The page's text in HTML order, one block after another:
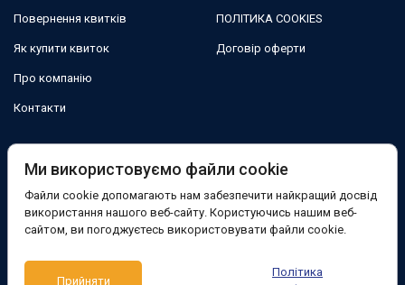
Повернення квитків
Як купити квиток
Про компанію
Контакти
ПОЛІТИКА COOKIES
Договір оферти
Facebook
Підтримка:
Ми використовуємо файли cookie
Файли cookie допомагають нам забезпечити найкращий досвід
використання нашого веб-сайту. Користуючись нашим веб-
сайтом, ви погоджуєтесь використовувати файли cookie.
Прийняти
Політика